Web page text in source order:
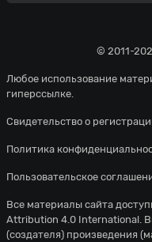
Маркус
левого
Зеландия:
40'
Удар от
Зеландия
© 2011-
Любое использование
гиперссылке.
Свидетельство о
Политика
Пользовательское
Все материалы сайта
Attribution 4.0 International.
(создателя) произведения